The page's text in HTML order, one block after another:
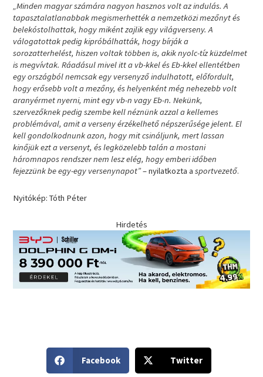
„Minden magyar számára nagyon hasznos volt az indulás. A
tapasztalatlanabbak megismerhették a nemzetközi mezőnyt és
belekóstolhattak, hogy miként zajlik egy világverseny. A
válogatottak pedig kipróbálhatták, hogy bírják a
sorozatterhelést, hiszen voltak többen is, akik nyolc-tíz küzdelmet
is megvívtak. Ráadásul mivel itt a vb-kkel és Eb-kkel ellentétben
egy országból nemcsak egy versenyző indulhatott, előfordult,
hogy erősebb volt a mezőny, és helyenként még nehezebb volt
aranyérmet nyerni, mint egy vb-n vagy Eb-n. Nekünk,
szervezőknek pedig szembe kell néznünk azzal a kellemes
problémával, amit a verseny érzékelhető népszerűsége jelent. El
kell gondolkodnunk azon, hogy mit csináljunk, mert lassan
kinőjük ezt a versenyt, és legközelebb talán a mostani
háromnapos rendszer nem lesz elég, hogy emberi időben
fejezzünk be egy-egy versenynapot”– nyilatkozta asportvezető.
Nyitókép: Tóth Péter
Hirdetés
h
Facebook
h
Twitter